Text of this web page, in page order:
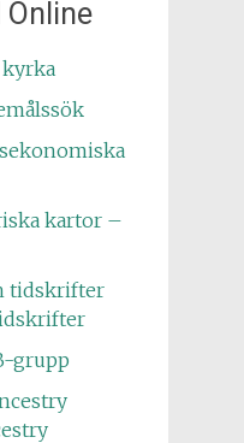
kyrka
kartor –
grupp